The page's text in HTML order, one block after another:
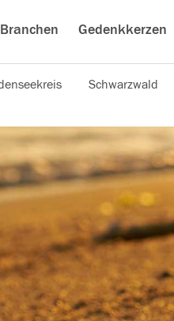
Branchen Gedenkkerzen
Schwarzwald